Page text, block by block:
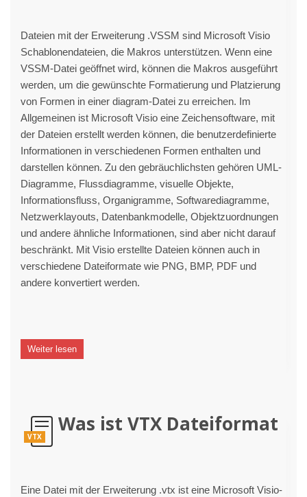
Dateien mit der Erweiterung .VSSM sind Microsoft Visio
Schablonendateien, die Makros unterstützen. Wenn eine
VSSM-Datei geöffnet wird, können die Makros ausgeführt
werden, um die gewünschte Formatierung und Platzierung
von Formen in einer diagram-Datei zu erreichen. Im
Allgemeinen ist Microsoft Visio eine Zeichensoftware, mit
der Dateien erstellt werden können, die benutzerdefinierte
Informationen in verschiedenen Formen enthalten und
darstellen können. Zu den gebräuchlichsten gehören UML-
Diagramme, Flussdiagramme, visuelle Objekte,
Informationsfluss, Organigramme, Softwarediagramme,
Netzwerklayouts, Datenbankmodelle, Objektzuordnungen
und andere ähnliche Informationen, sind aber nicht darauf
beschränkt. Mit Visio erstellte Dateien können auch in
verschiedene Dateiformate wie PNG, BMP, PDF und
andere konvertiert werden.
Weiter lesen
VTX
Was ist VTX Dateiformat
Eine Datei mit der Erweiterung .vtx ist eine Microsoft Visio-